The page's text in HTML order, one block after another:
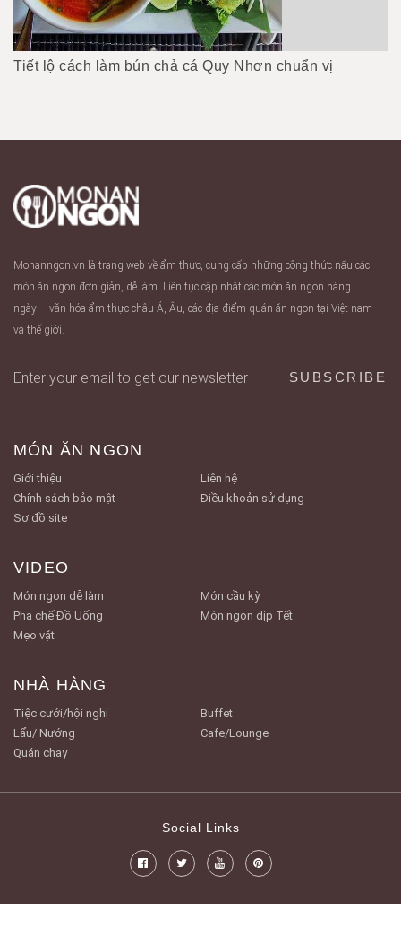
Tiết lộ cách làm bún chả cá Quy Nhơn chuẩn vị
Monanngon.vn là trang web về ẩm thực, cung cấp những công thức nấu các
món ăn ngon đơn giản, dễ làm. Liên tục cập nhật các món ăn ngon hàng
ngày – văn hóa ẩm thực châu Á, Âu, các địa điểm quán ăn ngon tại Việt nam
và thế giới.
MÓN ĂN NGON
Giới thiệu
Liên hệ
Chính sách bảo mật
Điều khoản sử dụng
Sơ đồ site
VIDEO
Món ngon dễ làm
Món cầu kỳ
Pha chế Đồ Uống
Món ngon dịp Tết
Mẹo vặt
NHÀ HÀNG
Tiệc cưới/hội nghị
Buffet
Lẩu/ Nướng
Cafe/Lounge
Quán chay
Social Links